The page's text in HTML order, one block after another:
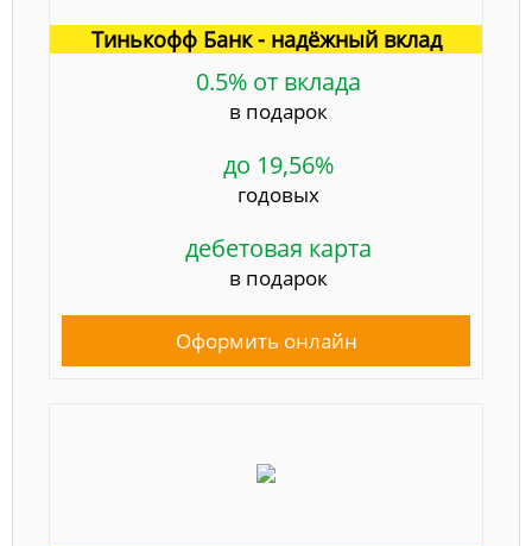
Тинькофф Банк - надёжный вклад
0.5% от вклада
в подарок
до 19,56%
годовых
дебетовая карта
в подарок
Оформить онлайн